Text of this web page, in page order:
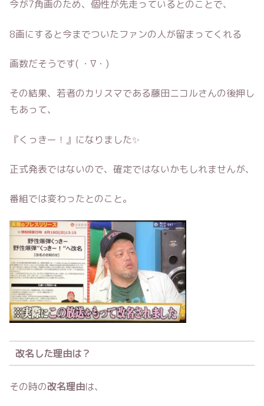
今が7角画のため、個性が先走っているとのことで、
8画にすると今までついたファンの人が留まってくれる
画数だそうです( ・∇・)
その結果、若者のカリスマである藤田ニコルさんの後押し
もあって、
『くっきー！』になりました✨
正式発表ではないので、確定ではないかもしれませんが、
番組では変わったとのこと。
改名した理由は？
その時の改名理由は、